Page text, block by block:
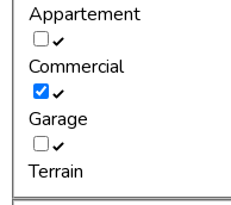
Appartement
Commercial
Garage
Terrain